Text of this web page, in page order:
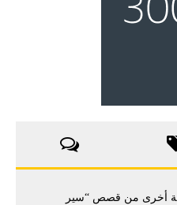
أخرى من قصص “سير